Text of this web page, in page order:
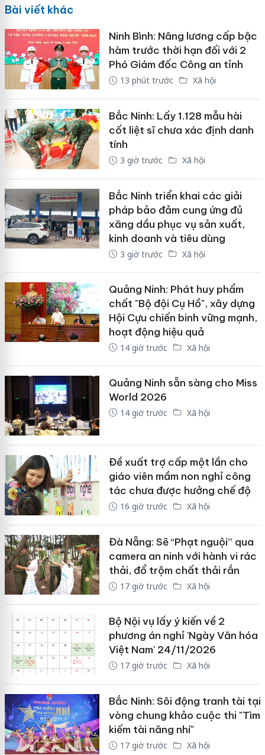
Bài viết khác
Ninh Bình: Nâng lương cấp bậc
hàm trước thời hạn đối với 2
Phó Giám đốc Công an tỉnh
13 phút trước Xã hội
Bắc Ninh: Lấy 1.128 mẫu hài
cốt liệt sĩ chưa xác định danh
tính
3 giờ trước Xã hội
Bắc Ninh triển khai các giải
pháp bảo đảm cung ứng đủ
xăng dầu phục vụ sản xuất,
kinh doanh và tiêu dùng
3 giờ trước Xã hội
Quảng Ninh: Phát huy phẩm
chất "Bộ đội Cụ Hồ", xây dựng
Hội Cựu chiến binh vững mạnh,
hoạt động hiệu quả
14 giờ trước Xã hội
Quảng Ninh sẵn sàng cho Miss
World 2026
14 giờ trước Xã hội
Đề xuất trợ cấp một lần cho
giáo viên mầm non nghỉ công
tác chưa được hưởng chế độ
16 giờ trước Xã hội
Đà Nẵng: Sẽ “Phạt nguội” qua
camera an ninh với hành vi rác
thải, đổ trộm chất thải rắn
17 giờ trước Xã hội
Bộ Nội vụ lấy ý kiến về 2
phương án nghỉ 'Ngày Văn hóa
Việt Nam' 24/11/2026
17 giờ trước Xã hội
Bắc Ninh: Sôi động tranh tài tại
vòng chung khảo cuộc thi "Tìm
kiếm tài năng nhí"
17 giờ trước Xã hội